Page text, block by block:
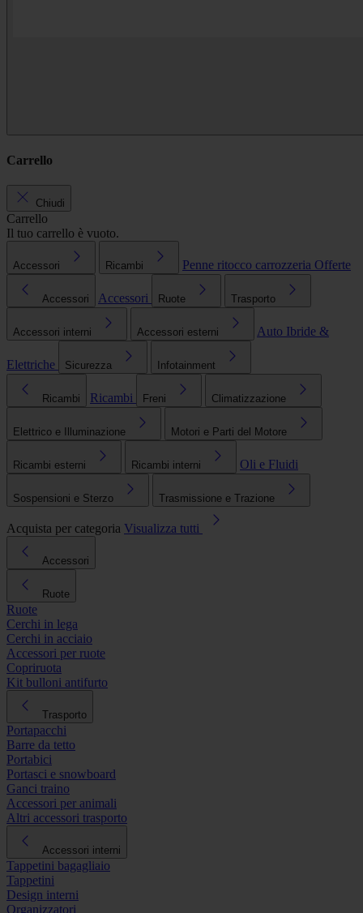
Carrello
Chiudi
Carrello
Il tuo carrello è vuoto.
Accessori Ricambi Penne ritocco carrozzeria Offerte
Accessori Accessori Ruote Trasporto
Accessori interni Accessori esterni Auto Ibride &
Elettriche Sicurezza Infotainment
Ricambi Ricambi Freni Climatizzazione
Elettrico e Illuminazione Motori e Parti del Motore
Ricambi esterni Ricambi interni Oli e Fluidi
Sospensioni e Sterzo Trasmissione e Trazione
Acquista per categoria Visualizza tutti
Accessori
Ruote
Ruote
Cerchi in lega
Cerchi in acciaio
Accessori per ruote
Copriruota
Kit bulloni antifurto
Trasporto
Portapacchi
Barre da tetto
Portabici
Portasci e snowboard
Ganci traino
Accessori per animali
Altri accessori trasporto
Accessori interni
Tappetini bagagliaio
Tappetini
Design interni
Organizzatori